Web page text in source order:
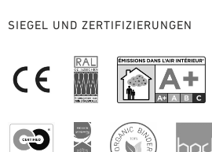
SIEGEL UND ZERTIFIZIERUNGEN